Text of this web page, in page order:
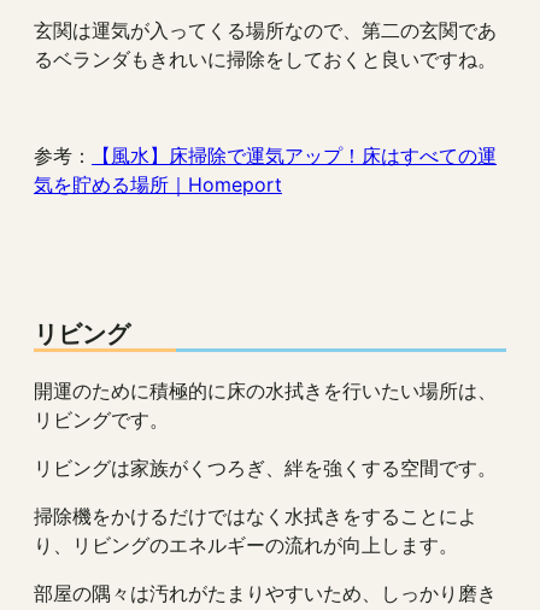
玄関は運気が入ってくる場所なので、第二の玄関であ
るベランダもきれいに掃除をしておくと良いですね。
参考：
【風水】床掃除で運気アップ！床はすべての運
気を貯める場所｜Homeport
リビング
開運のために積極的に床の水拭きを行いたい場所は、
リビングです。
リビングは家族がくつろぎ、絆を強くする空間です。
掃除機をかけるだけではなく水拭きをすることによ
り、リビングのエネルギーの流れが向上します。
部屋の隅々は汚れがたまりやすいため、しっかり磨き